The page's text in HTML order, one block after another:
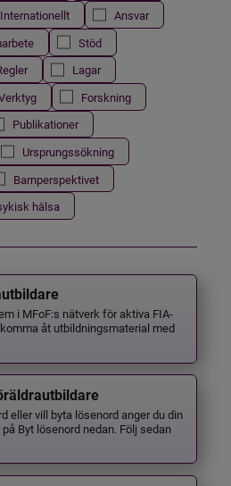
Internationellt
Ansvar
Stöd
Lagar
Forskning
Publikationer
Ursprungssökning
Barnperspektivet
hälsa
i MFoF:s nätverk för aktiva FIA-
åt utbildningsmaterial med
eller vill byta lösenord anger du din
Byt lösenord nedan. Följ sedan